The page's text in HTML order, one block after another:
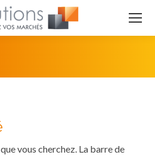
vous cherchez. La barre de